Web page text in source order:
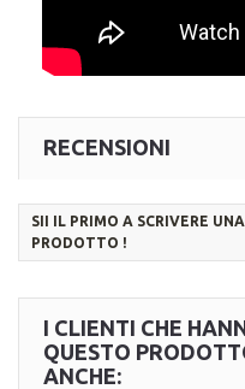
RECENSIONI
SII IL PRIMO A SCRIVERE
PRODOTTO !
I CLIENTI CHE
QUESTO
ANCHE: